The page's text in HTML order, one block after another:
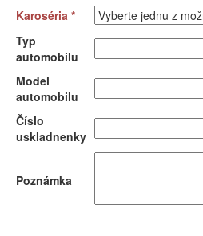
Karoséria *
Typ
automobilu
Model
automobilu
Číslo
uskladnenky
Poznámka